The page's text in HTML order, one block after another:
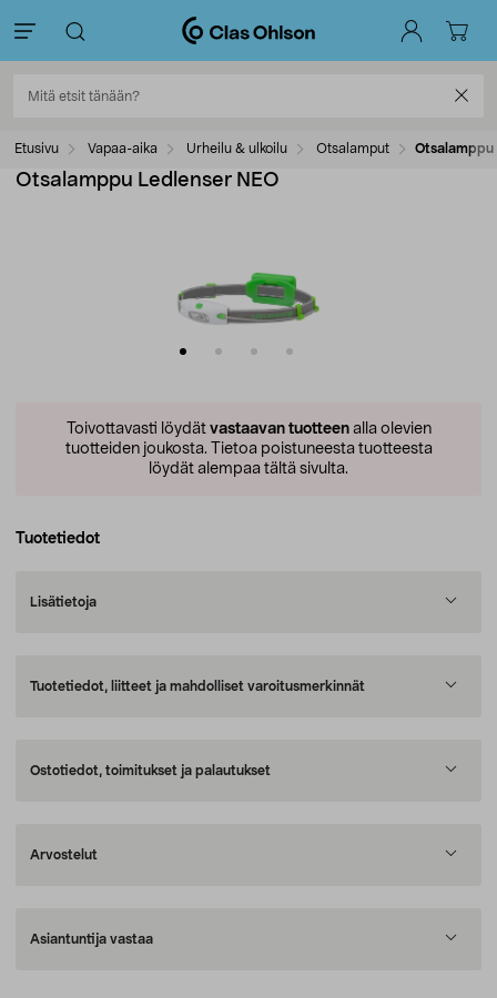
Etusivu Vapaa-aika Urheilu & ulkoilu Otsalamput Otsalamppu
Otsalamppu Ledlenser NEO
Toivottavasti löydät vastaavan tuotteenalla olevien
tuotteiden joukosta. Tietoa poistuneesta tuotteesta
löydät alempaa tältä sivulta.
Tuotetiedot
Lisätietoja
Tuotetiedot, liitteet ja mahdolliset varoitusmerkinnät
Ostotiedot, toimitukset ja palautukset
Arvostelut
Asiantuntija vastaa